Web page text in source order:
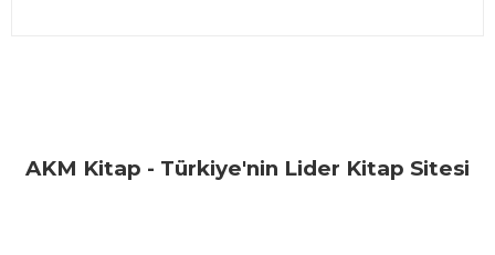
Yorum Yaz
Ürün resmi kalitesiz, bozuk veya görüntülenemiyor.
AKM Kitap - Türkiye'nin Lider Kitap Sitesi